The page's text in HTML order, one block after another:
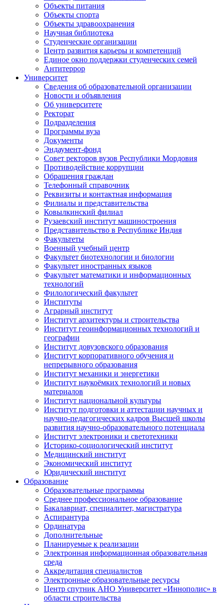
Объекты питания
Объекты спорта
Объекты здравоохранения
Научная библиотека
Студенческие организации
Центр развития карьеры и компетенций
Единое окно поддержки студенческих семей
Антитеррор
Университет
Сведения об образовательной организации
Новости и объявления
Об университете
Ректорат
Подразделения
Программы вуза
Документы
Эндаумент-фонд
Совет ректоров вузов Республики Мордовия
Противодействие коррупции
Обращения граждан
Телефонный справочник
Реквизиты и контактная информация
Филиалы и представительства
Ковылкинский филиал
Рузаевский институт машиностроения
Представительство в Республике Индия
Факультеты
Военный учебный центр
Факультет биотехнологии и биологии
Факультет иностранных языков
Факультет математики и информационных
технологий
Филологический факультет
Институты
Аграрный институт
Институт архитектуры и строительства
Институт геоинформационных технологий и
географии
Институт довузовского образования
Институт корпоративного обучения и
непрерывного образования
Институт механики и энергетики
Институт наукоёмких технологий и новых
материалов
Институт национальной культуры
Институт подготовки и аттестации научных и
научно-педагогических кадров Высшей школы
развития научно-образовательного потенциала
Институт электроники и светотехники
Историко-социологический институт
Медицинский институт
Экономический институт
Юридический институт
Образование
Образовательные программы
Среднее профессиональное образование
Бакалавриат, специалитет, магистратура
Аспирантура
Ординатура
Дополнительные
Планируемые к реализации
Электронная информационная образовательная
среда
Аккредитация специалистов
Электронные образовательные ресурсы
Центр спутник АНО Университет «Иннополис» в
области строительства